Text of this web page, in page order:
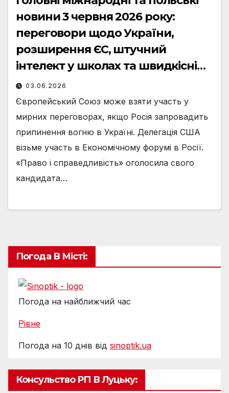
новини 3 червня 2026 року:
переговори щодо України,
розширення ЄС, штучний
інтелект у школах та швидкісні
поїзди
03.06.2026
Європейський Союз може взяти участь у
мирних переговорах, якщо Росія запровадить
припинення вогню в Україні. Делегація США
візьме участь в Економічному форумі в Росії.
«Право і справедливість» оголосила свого
кандидата…
Погода В Місті:
Погода на найближчий час
Рівне
Погода на 10 днів від sinoptik.ua
Консульство РП В Луцьку: